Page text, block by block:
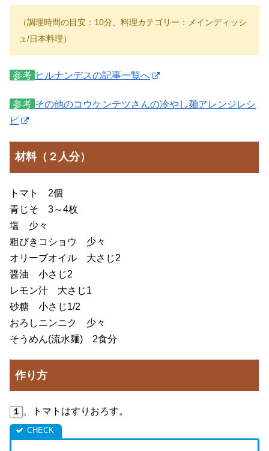
（調理時間の目安：10分、料理カテゴリー：メインディッシ
ュ/日本料理）
参考 ヒルナンデスの記事一覧へ
参考 その他のコウケンテツさんの冷やし麺アレンジレシ
ピ
材料（２人分）
トマト 2個
青じそ 3～4枚
塩 少々
粗びきコショウ 少々
オリーブオイル 大さじ2
醤油 小さじ2
レモン汁 大さじ1
砂糖 小さじ1/2
おろしニンニク 少々
そうめん(流水麺) 2食分
作り方
１ 、トマトはすりおろす。